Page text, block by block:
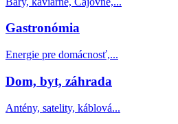
Gastronómia
Energie pre domácnosť,...
Dom, byt, záhrada
Antény, satelity, káblová...